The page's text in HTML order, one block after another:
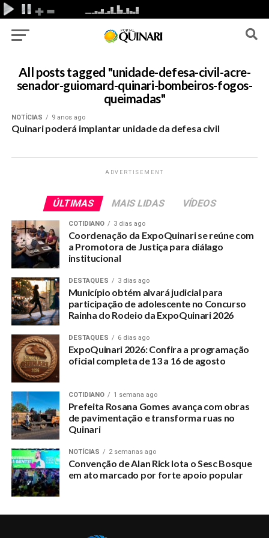
All posts tagged "unidade-defesa-civil-acre-
senador-guiomard-quinari-bombeiros-fogos-
queimadas"
NOTÍCIAS 9 anos ago
Quinari poderá implantar unidade da defesa civil
ADVERTISEMENT
ÚLTIMAS MAIS LIDAS VÍDEOS
COTIDIANO 3 dias ago
Coordenação da ExpoQuinari se reúne com
a Promotora de Justiça para diálago
institucional
DESTAQUES 3 dias ago
Município obtém alvará judicial para
participação de adolescente no Concurso
Rainha do Rodeio da ExpoQuinari 2026
DESTAQUES 6 dias ago
ExpoQuinari 2026: Confira a programação
oficial completa de 13 a 16 de agosto
COTIDIANO 1 semana ago
Prefeita Rosana Gomes avança com obras
de pavimentação e transforma ruas no
Quinari
NOTÍCIAS 2 semanas ago
Convenção de Alan Rick lota o Sesc Bosque
em ato marcado por forte apoio popular